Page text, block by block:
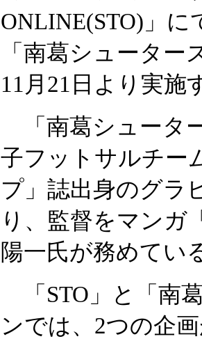
ONLINE(STO)」
「南葛シュータ
11月21日より実施
「南葛シュータ
子フットサルチー
プ」誌出身のグラ
り、監督をマンガ
陽一氏が務めてい
「STO」と「南
ンでは、2つの企